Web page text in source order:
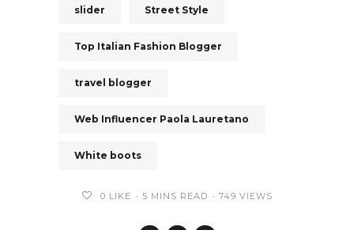
slider Street Style
Top Italian Fashion Blogger
travel blogger
Web Influencer Paola Lauretano
White boots
0 LIKE 5 MINS READ 749 VIEWS